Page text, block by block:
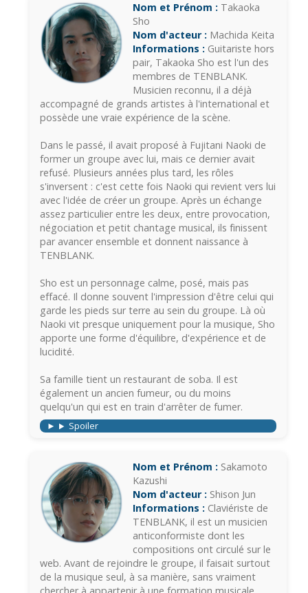
Nom et Prénom : Takaoka
Sho
Nom d'acteur : Machida Keita
Informations : Guitariste hors
pair, Takaoka Sho est l'un des
membres de TENBLANK.
Musicien reconnu, il a déjà
accompagné de grands artistes à l'international et
possède une vraie expérience de la scène.
Dans le passé, il avait proposé à Fujitani Naoki de
former un groupe avec lui, mais ce dernier avait
refusé. Plusieurs années plus tard, les rôles
s'inversent : c'est cette fois Naoki qui revient vers lui
avec l'idée de créer un groupe. Après un échange
assez particulier entre les deux, entre provocation,
négociation et petit chantage musical, ils finissent
par avancer ensemble et donnent naissance à
TENBLANK.
Sho est un personnage calme, posé, mais pas
effacé. Il donne souvent l'impression d'être celui qui
garde les pieds sur terre au sein du groupe. Là où
Naoki vit presque uniquement pour la musique, Sho
apporte une forme d'équilibre, d'expérience et de
lucidité.
Sa famille tient un restaurant de soba. Il est
également un ancien fumeur, ou du moins
quelqu'un qui est en train d'arrêter de fumer.
Spoiler
Nom et Prénom : Sakamoto
Kazushi
Nom d'acteur : Shison Jun
Informations : Claviériste de
TENBLANK, il est un musicien
anticonformiste dont les
compositions ont circulé sur le
web. Avant de rejoindre le groupe, il faisait surtout
de la musique seul, à sa manière, sans vraiment